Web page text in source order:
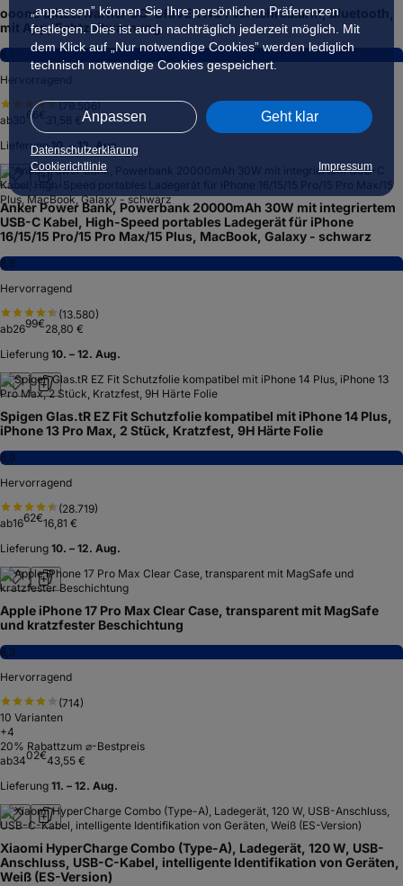
„anpassen” können Sie Ihre persönlichen Präferenzen
festlegen. Dies ist auch nachträglich jederzeit möglich. Mit
dem Klick auf „Nur notwendige Cookies” werden lediglich
technisch notwendige Cookies gespeichert.
Anpassen Geht klar
Datenschutzerklärung
Cookierichtlinie
Impressum
ooono Blitzerwarner CO-DRIVER NO1 Verkehrsalarm, Bluetooth,
mit App, Echtzeitwarnung
8,6
Hervorragend
(79.506)
ab
66
Lieferung 10. – 12. Aug.
Anker Power Bank, Powerbank 20000mAh 30W mit integriertem
USB-C Kabel, High-Speed portables Ladegerät für iPhone
16/15/15 Pro/15 Pro Max/15 Plus, MacBook, Galaxy - schwarz
8,6
Hervorragend
(13.580)
ab2699€28,80 €
Lieferung 10. – 12. Aug.
Spigen Glas.tR EZ Fit Schutzfolie kompatibel mit iPhone 14 Plus,
iPhone 13 Pro Max, 2 Stück, Kratzfest, 9H Härte Folie
8,9
Hervorragend
(28.719)
ab1662€16,81 €
Lieferung 10. – 12. Aug.
Apple iPhone 17 Pro Max Clear Case, transparent mit MagSafe
und kratzfester Beschichtung
8,3
Hervorragend
(714)
10 Varianten
+4
20% Rabattzum ⌀-Bestpreis
ab3402€43,55 €
Lieferung 11. – 12. Aug.
Xiaomi HyperCharge Combo (Type-A), Ladegerät, 120 W, USB-
Anschluss, USB-C-Kabel, intelligente Identifikation von Geräten,
Weiß (ES-Version)